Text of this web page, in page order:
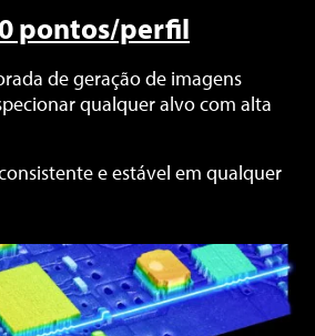
pontos/perfil
de geração de imagens
qualquer alvo com alta
e estável em qualquer